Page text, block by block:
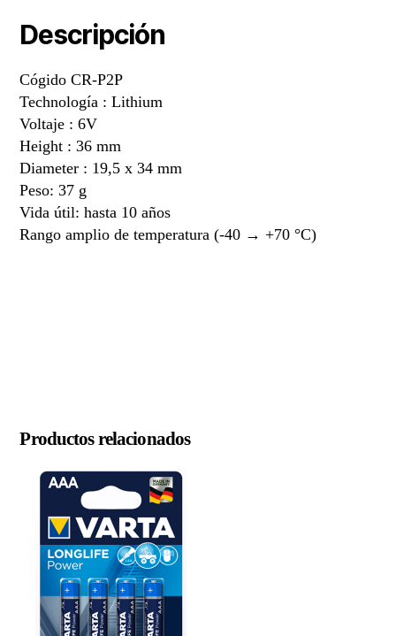
Descripción
Cógido CR-P2P
Technología : Lithium
Voltaje : 6V
Height : 36 mm
Diameter : 19,5 x 34 mm
Peso: 37 g
Vida útil: hasta 10 años
Rango amplio de temperatura (-40 → +70 °C)
Productos relacionados